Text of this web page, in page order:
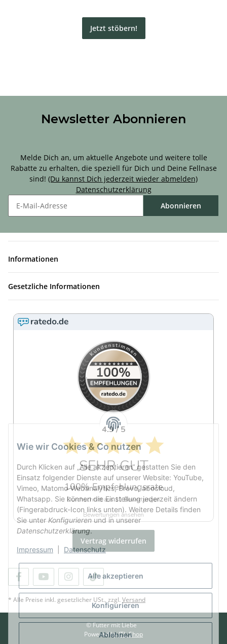
Jetzt stöbern!
Newsletter Abonnieren
Melde Dich an, um aktuelle Angebote und weitere tolle
Rabatte zu erhalten, die speziell für Dich und Deine Fellnase
sind! (Du kannst Dich jederzeit wieder abmelden)
Datenschutzerklärung
Abonnieren
Informationen
Gesetzliche Informationen
4.9 / 5
SEHR GUT
100% Empfehlungsrate
Durchschnitt aus 11 Bewertungen
Bewertungen ansehen
Vertrag widerrufen
* Alle Preise inkl. gesetzlicher USt., zzgl. Versand
© Futter mit Liebe
Powered byJTL-Shop
Wie wir Cookies & Co nutzen
Durch Klicken auf „Alle akzeptieren“ gestatten Sie den
Einsatz folgender Dienste auf unserer Website: YouTube,
Vimeo, Matomo-Webanalytics, Brevo, abocloud,
Whatsapp. Sie können die Einstellung jederzeit ändern
(Fingerabdruck-Icon links unten). Weitere Details finden
Sie unterKonfigurierenund in unserer
Datenschutzerklärung.
Impressum Datenschutz
Alle akzeptieren
Konfigurieren
Ablehnen